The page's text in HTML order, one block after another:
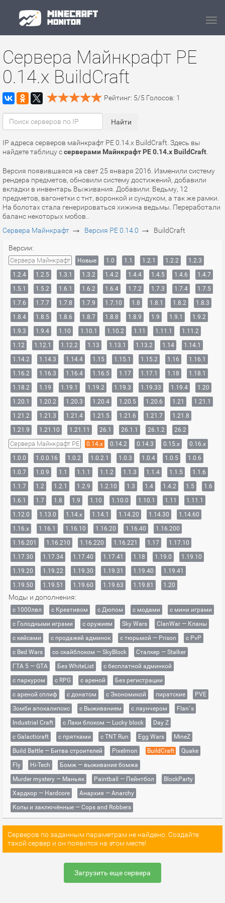
Сервера Майнкрафт PE
0.14.x BuildCraft
Рейтинг: 5/5 Голосов: 1
IP адреса серверов майнкрафт PE 0.14.x BuildCraft. Здесь вы
найдете таблицу ссерверами Майнкрафт PE 0.14.x BuildCraft
Версия появившаяся на свет 25 января 2016. Изменили систему
рендера предметов, обновили систему достижений, добавили
вкладки в инвентарь Выживания. Добавили: Ведьму, 12
предметов, вагонетки с тнт, воронкой и сундуком, а так же рамки.
На болотах стала генерироваться хижина ведьмы. Переработали
баланс некоторых мобов..
Сервера Майнкрафт → Версия PE 0.14.0 → BuildCraft
Версии:
Сервера Майнкрафт Новые 1.0 1.1 1.2.1 1.2.2
1.2.3
1.2.4
1.2.5 1.3.1 1.3.2 1.4.2 1.4.4 1.4.5 1.4.6
1.4.7
1.5.1
1.5.2 1.6.1 1.6.2 1.6.4 1.7.2 1.7.3 1.7.4
1.7.5
1.7.6
1.7.7 1.7.8 1.7.9 1.7.10 1.8 1.8.1 1.8.2
1.8.3
1.8.4
1.8.5 1.8.6 1.8.7 1.8.8 1.8.9 1.9 1.9.1
1.9.2
1.9.3
1.9.4 1.10 1.10.1 1.10.2 1.11 1.11.1
1.11.2
1.12
1.12.1 1.12.2 1.13 1.13.1 1.13.2 1.14
1.14.1
1.14.2
1.14.3 1.14.4 1.15 1.15.1 1.15.2 1.16
1.16.1
1.16.2
1.16.3 1.16.4 1.16.5 1.17 1.17.1 1.18
1.18.1
1.18.2
1.19 1.19.1 1.19.2 1.19.3 1.19.33 1.19.4
1.20
1.20.1
1.20.2 1.20.3 1.20.4 1.20.5 1.20.6 1.21
1.21.1
1.21.2
1.21.3 1.21.4 1.21.5 1.21.6 1.21.7
1.21.8
1.21.9
1.21.10 1.21.11 26.1 26.1.1 26.1.2 26.2
Сервера Майнкрафт PE 0.14.x 0.14.2 0.14.3 0.15.x
0.16.x
1.0.0
1.0.0.16 1.0.2 1.0.2.1 1.0.3 1.0.4 1.0.5
1.0.6
1.0.7
1.0.9 1.1 1.1.1 1.1.2 1.1.3 1.1.4 1.1.5
1.1.6
1.1.7
1.2 1.2.1 1.2.9 1.2.10 1.3 1.4 1.4.2 1.5
1.6
1.6.1
1.7 1.8 1.9 1.10 1.10.0 1.10.1 1.11
1.11.1
1.12.0
1.13.0 1.14.x 1.14.1 1.14.20 1.14.30
1.14.60
1.16.x
1.16.1 1.16.10 1.16.20 1.16.40
1.16.200
1.16.201
1.16.210 1.16.220 1.16.221 1.17
1.17.10
1.17.30
1.17.34 1.17.40 1.17.41 1.18 1.19.0
1.19.10
1.19.20
1.19.22 1.19.30 1.19.31 1.19.40
1.19.41
1.19.50
1.19.51 1.19.60 1.19.63 1.19.81 1.20
Моды и дополнения:
с 1000лвл c Креативом с Дюпом с модами
с мини играми
с Голодными играми
с оружием Sky Wars
ClanWar — Кланы
с кейсами
с продажей админок с тюрьмой — Prison
с PvP
с Bed Wars
со скайблоком — SkyBlock
Сталкер — Stalker
ГТА 5 — GTA
Без WhiteList
с бесплатной админкой
с паркуром
с RPG с ареной
Без регистрации
с ареной сплиф
с донатом с Экономикой пиратские
PVE
Зомби апокалипсис
с Выживанием с лаунчером
Flan`s
Industrial Craft
с Лаки блоком — Lucky block
Day Z
с Galacticraft
с прятками с TNT Run Egg Wars
MineZ
Build Battle — Битва строителей
Pixelmon BuildCraft
Quake
Fly
Hi-Tech
Бомж — выживание бомжа
Murder mystery — Маньяк
Paintball — Пейнтбол
BlockParty
Хардкор — Hardcore
Анархия — Anarchy
Копы и заключённые — Cops and Robbers
Серверов по заданным параметрам не найдено. Создайте
такой сервер и он появится на этом месте!
Загрузить еще сервера